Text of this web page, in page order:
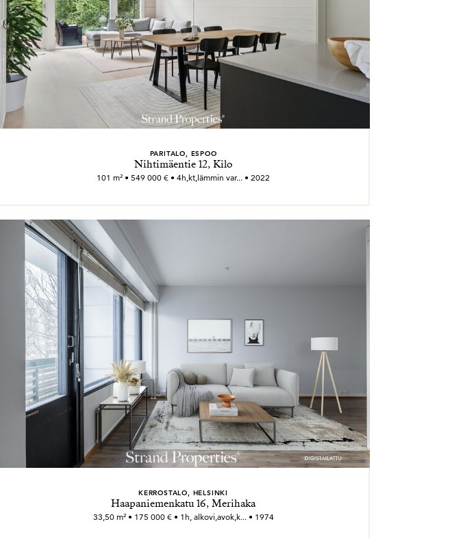
PARITALO, ESPOO
Nihtimäentie 12, Kilo
101 m² • 549 000 € • 4h,kt,lämmin var... • 2022
KERROSTALO, HELSINKI
Haapaniemenkatu 16, Merihaka
33,50 m² • 175 000 € • 1h, alkovi,avok,k... • 1974